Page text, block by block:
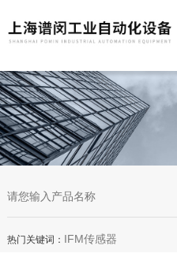
热门关键词： IFM传感器